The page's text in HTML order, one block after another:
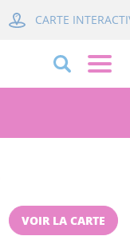
CARTE
VOIR LA CARTE